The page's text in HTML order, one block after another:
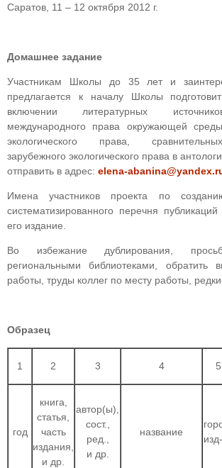
Саратов, 11 – 12 октября 2012 г.
Домашнее задание
Участникам Школы до 35 лет и
предлагается к началу Школы
включении литературных
международного права окружающей
экологического права,
зарубежного экологического права в
отправить в адрес: elena-
Имена участников проекта по
систематизированного перечня
его издание.
Во избежание дублирования,
региональными библиотеками, обратить
работы, труды коллег по месту работы,
Образец
1 2 3 4 5
год
книга,
статья,
часть
издания,
и др.
автор(ы),
сост.,
ред.,
и др.
название